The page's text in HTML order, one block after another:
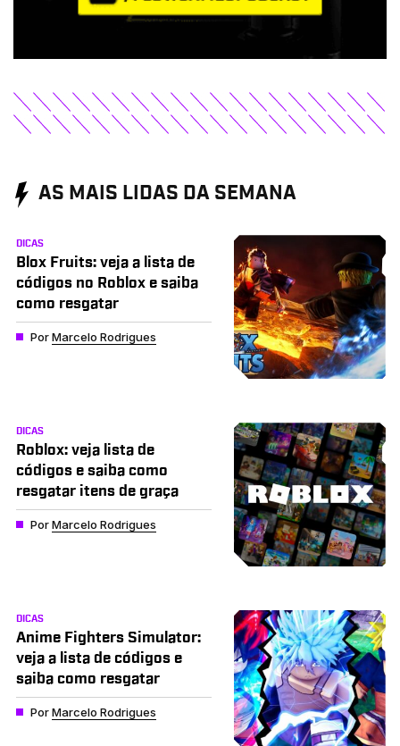
AS MAIS LIDAS DA SEMANA
DICAS
Blox Fruits: veja a lista de
códigos no Roblox e saiba
como resgatar
PorMarcelo Rodrigues
DICAS
Roblox: veja lista de
códigos e saiba como
resgatar itens de graça
PorMarcelo Rodrigues
DICAS
Anime Fighters Simulator:
veja a lista de códigos e
saiba como resgatar
PorMarcelo Rodrigues